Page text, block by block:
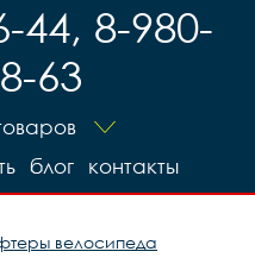
44, 8-980-
63
контакты
блог
велосипеда